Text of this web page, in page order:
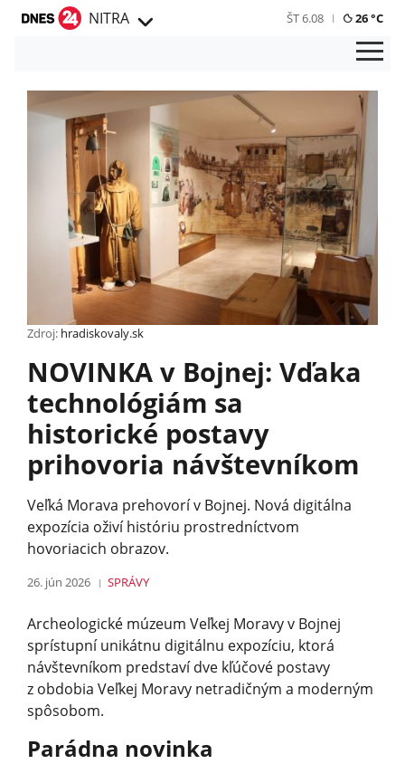
NITRA ŠT 6.08 26 °C
Zdroj: hradiskovaly.sk
NOVINKA v Bojnej: Vďaka
technológiám sa
historické postavy
prihovoria návštevníkom
Veľká Morava prehovorí v Bojnej. Nová digitálna
expozícia oživí históriu prostredníctvom
hovoriacich obrazov.
26. jún 2026 SPRÁVY
Archeologické múzeum Veľkej Moravy v Bojnej
sprístupní unikátnu digitálnu expozíciu, ktorá
návštevníkom predstaví dve kľúčové postavy
z obdobia Veľkej Moravy netradičným a moderným
spôsobom.
Parádna novinka